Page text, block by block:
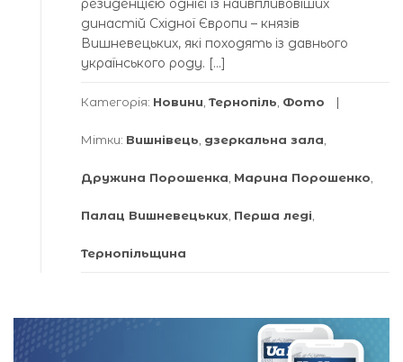
резиденцією однієї із найвпливовіших
династій Східної Європи – князів
Вишневецьких, які походять із давнього
українського роду. […]
Категорія: Новини, Тернопіль, Фото
Мітки: Вишнівець, дзеркальна зала,
Дружина Порошенка, Марина Порошенко,
Палац Вишневецьких, Перша леді,
Тернопільщина